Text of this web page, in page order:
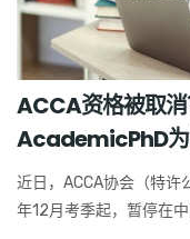
ACCA资格被取
AcademicPhD为
近日，ACCA协会（特
年12月考季起，暂停在